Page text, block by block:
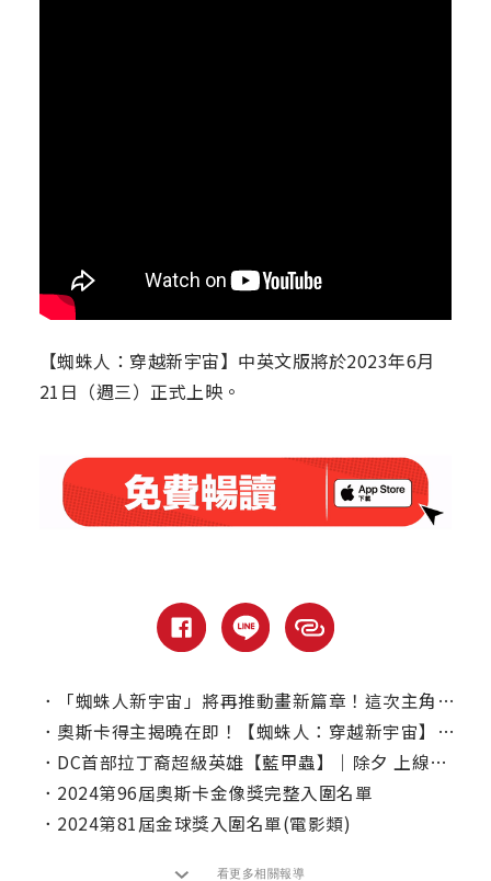
【蜘蛛人：穿越新宇宙】中英文版將於2023年6月
21日（週三）正式上映。
．
「蜘蛛人新宇宙」將再推動畫新篇章！這次主角是他
． 奧斯卡得主揭曉在即！【蜘蛛人：穿越新宇宙】揭密最燒錢角色竟然是「他」？
． DC首部拉丁裔超級英雄【藍甲蟲】｜除夕 上線、電視首播推薦
． 2024第96屆奧斯卡金像獎完整入圍名單
． 2024第81屆金球獎入圍名單(電影類)
看更多相關報導